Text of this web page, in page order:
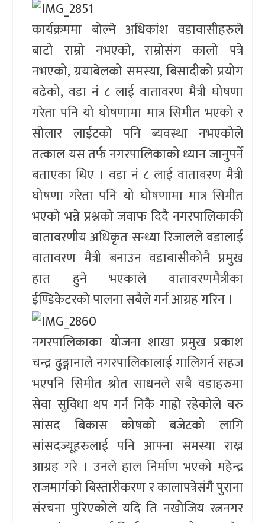
कार्यक्रममा बोल्ने अधिकांश वडावासीहरुले
बाटो राम्रो नभएको, राम्रोसंग कालो पत्रे
नभएको, ग्रयाबेलको समस्या, बिसादीको प्रयोग
बढेको, वडा नं ८ लाई वातावरण मैत्री घोषणा
गरेता पनि यो घोषणामा मात्र सिमीत भएको र
सोलार लाईटको पनि ब्यवस्था नभएकोले
तत्काल यस तर्फ नगरपालिकाको ध्यान जानुपर्ने
बताएका थिए । वडा नं ८ लाई वातावरण मैत्री
घोषणा गरेता पनि यो घोषणामा मात्र सिमीत
भएको भन्ने प्रश्नको जवाफ दिदैै नगरपालिकाकी
वातावरणीय अधिकृत सन्ध्या रिजालले वडालाई
वातावरण मैत्री बनाउन वडाबासीकोनै प्रमुख
हात हुने भएकाले वातावरणमैत्रीका
ईण्डिकेटरको पालना सबैले गर्न आग्रह गरिन ।
नगरपालिकाका योजना शाखा प्रमुख प्रकाश
चन्द्र ढुङ्गानाले नगरपालिकालाई गालिगर्न सहज
भएपनि सिमीत श्रोत साधनले सबै वडाहरुमा
सेवा सुविधा थप गर्न निकै गाह्रो रहेकोले बरु
सांसद बिकास कोषको बजेटको लागि
सांसदज्यूहरुलाई पनि आफ्ना समस्या राख्न
आग्रह गरे । उनले हाल निर्माण भएको महेन्द्र
राजमार्गको बिस्तारीकरण र कालापत्रेसंगै पुराना
संरचना पुरिएकोले यदि ति नखोजिय रत्ननगर